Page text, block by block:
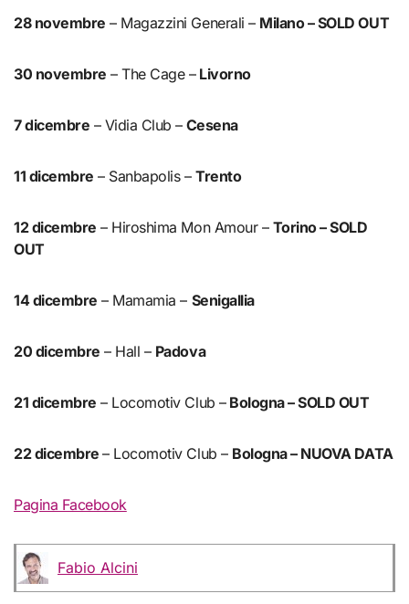
28 novembre – Magazzini Generali – Milano – SOLD OUT
30 novembre – The Cage –Livorno
7 dicembre – Vidia Club – Cesena
11 dicembre – Sanbapolis –Trento
12 dicembre – Hiroshima Mon Amour – Torino – SOLD
OUT
14 dicembre – Mamamia – Senigallia
20 dicembre – Hall – Padova
21 dicembre – Locomotiv Club –Bologna – SOLD OUT
22 dicembre– Locomotiv Club – Bologna – NUOVA DATA
Pagina Facebook
Fabio Alcini